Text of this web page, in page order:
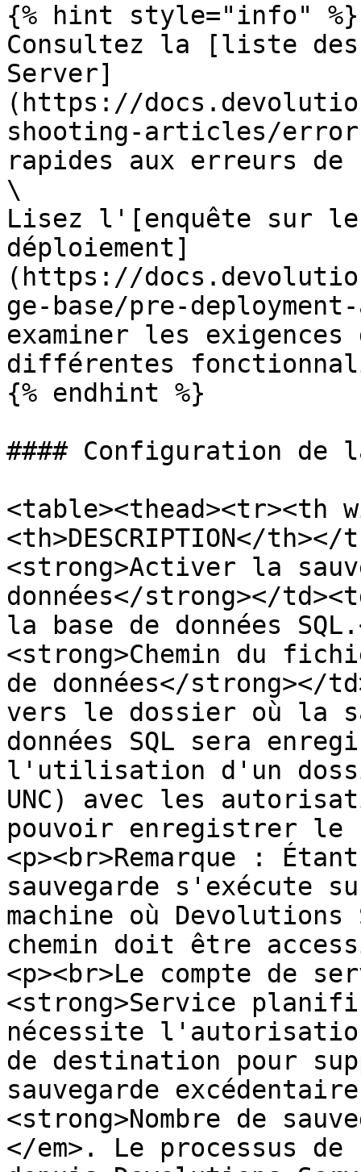
{% hint style="info" %}
Consultez la [liste
Server]
(https://
shooting-articles/
rapides aux erreurs de
\
Lisez l'[enquête sur
déploiement]
(https://
ge-base/pre-
examiner les exigences
différentes
{% endhint %}
#### Configuration de
<table><thead><tr><th
<th>DESCRIPTION</
<strong>Activer la
données</strong></
la base de données
<strong>Chemin du
de données</strong></
vers le dossier où la
données SQL sera
l'utilisation d'un
UNC) avec les
pouvoir enregistrer le
<p><br>Remarque :
sauvegarde s'exécute
machine où
chemin doit être
<p><br>Le compte de
<strong>Service
nécessite
de destination pour
sauvegarde
<strong>Nombre de
</em>. Le processus